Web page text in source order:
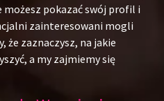
pokazać swój profil i
zainteresowani mogli
że zaznaczysz, na jakie
a my zajmiemy się